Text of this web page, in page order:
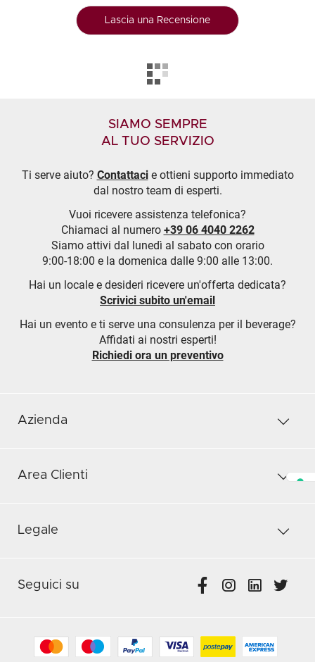
Lascia una Recensione
SIAMO SEMPRE
AL TUO SERVIZIO
Ti serve aiuto? Contattacie ottieni supporto immediato
dal nostro team di esperti.
Vuoi ricevere assistenza telefonica?
Chiamaci al numero +39 06 4040 2262
Siamo attivi dal lunedì al sabato con orario
9:00-18:00 e la domenica dalle 9:00 alle 13:00.
Hai un locale e desideri ricevere un'offerta dedicata?
Scrivici subito un'email
Hai un evento e ti serve una consulenza per il beverage?
Affidati ai nostri esperti!
Richiedi ora un preventivo
Azienda
Area Clienti
Legale
Seguici su